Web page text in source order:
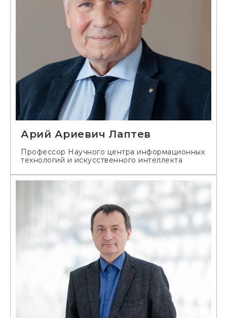
Арий Ариевич Лаптев
Профессор Научного центра информационных
технологий и искусственного интеллекта